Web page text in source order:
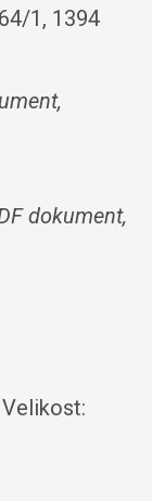
1, 1394
dokument,